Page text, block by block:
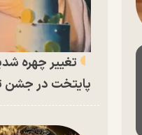
تغییر چهره
پایتخت در جشن تولد ۲۲ سالگی